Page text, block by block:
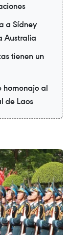
a Sídney
Australia
tienen un
homenaje al
de Laos